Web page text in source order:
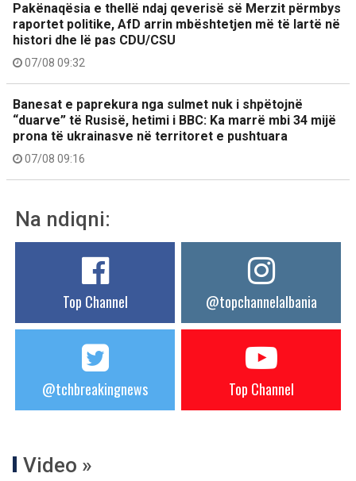
Pakënaqësia e thellë ndaj qeverisë së Merzit përmbys
raportet politike, AfD arrin mbështetjen më të lartë në
histori dhe lë pas CDU/CSU
07/08 09:32
Banesat e paprekura nga sulmet nuk i shpëtojnë
“duarve” të Rusisë, hetimi i BBC: Ka marrë mbi 34 mijë
prona të ukrainasve në territoret e pushtuara
07/08 09:16
Na ndiqni:
Top Channel @topchannelalbania
@tchbreakingnews Top Channel
Video »